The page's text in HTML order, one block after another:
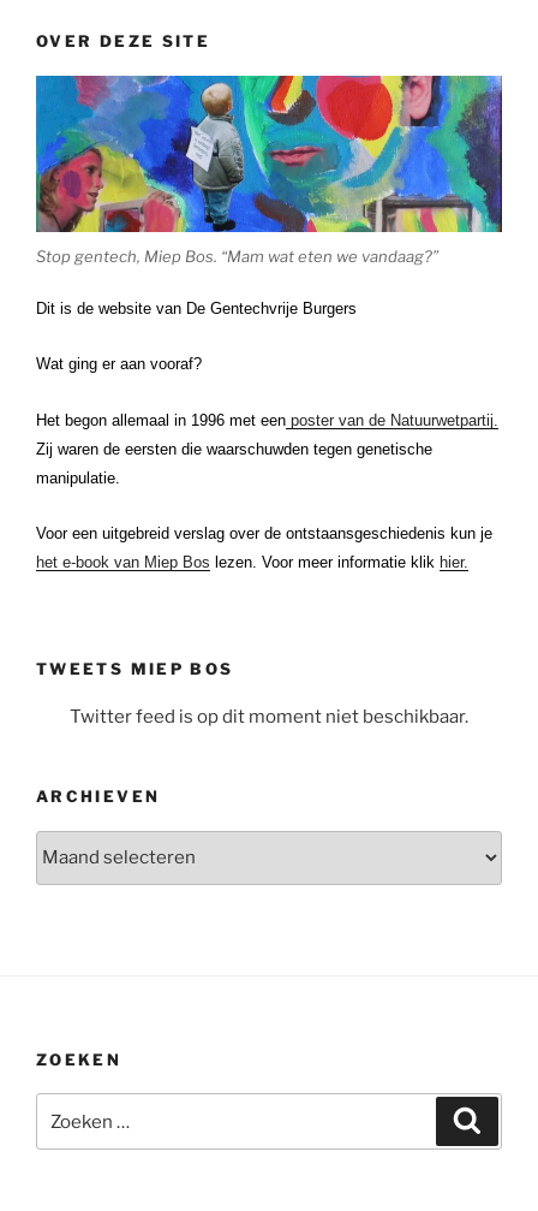
OVER DEZE SITE
Stop gentech, Miep Bos. “Mam wat eten we vandaag?”
Dit is de website van De Gentechvrije Burgers
Wat ging er aan vooraf?
Het begon allemaal in 1996 met een poster van de Natuurwetpartij.
Zij waren de eersten die waarschuwden tegen genetische
manipulatie.
Voor een uitgebreid verslag over de ontstaansgeschiedenis kun je
het e-book van Miep Bos lezen. Voor meer informatie klik hier.
TWEETS MIEP BOS
Twitter feed is op dit moment niet beschikbaar.
ARCHIEVEN
ZOEKEN
naar: